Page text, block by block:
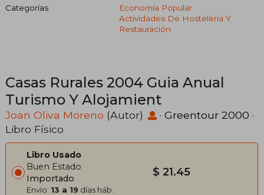
Categorías
Economía Popular
Actividades De Hostelería Y
Restauración
Casas Rurales 2004 Guia Anual
Turismo Y Alojamient
Joan Oliva Moreno (Autor) · Greentour 2000 ·
Libro Físico
Libro Usado
Buen Estado
Importado
Envío: 13 a 19 días háb.
$ 21.45